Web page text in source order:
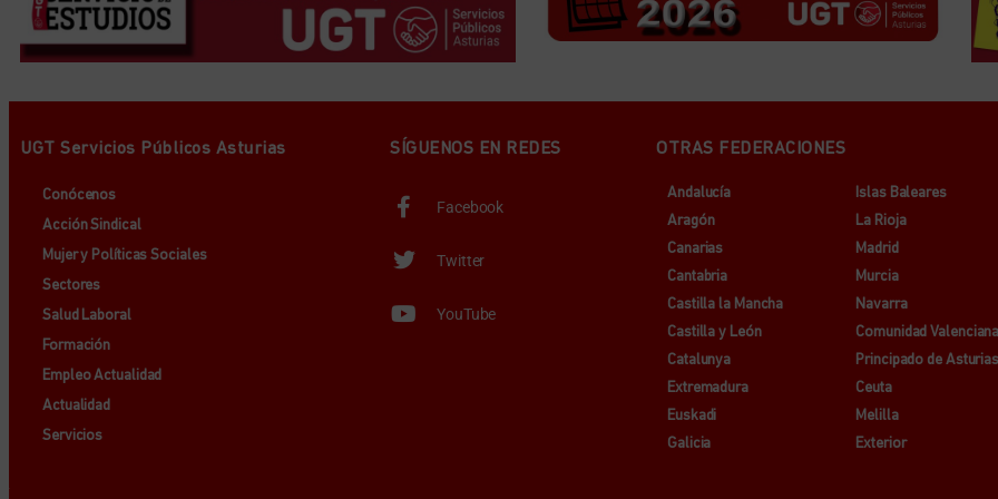
UGT Servicios Públicos Asturias
Conócenos
Acción Sindical
Mujer y Políticas Sociales
Sectores
Salud Laboral
Formación
Empleo Actualidad
Actualidad
Servicios
SÍGUENOS EN REDES
Facebook
Twitter
YouTube
OTRAS FEDERACIONES
Andalucía
Aragón
Canarias
Cantabria
Castilla la Mancha
Castilla y León
Catalunya
Extremadura
Euskadi
Galicia
Islas Baleares
La Rioja
Madrid
Murcia
Navarra
Comunidad
Principado de
Ceuta
Melilla
Exterior